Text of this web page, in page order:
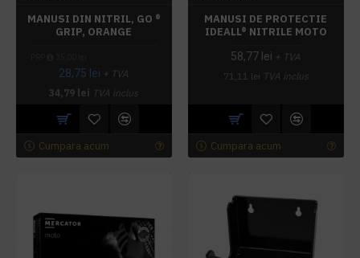
MANUSI DIN NITRIL, GO ®
GRIP, ORANGE
28,75 lei + TVA
34,79 lei TVA inclus
Cumpara acum
MANUSI DE PROTECTIE
IDEALL® NITRILE MOTO
58,77 lei + TVA
71,11 lei TVA inclus
Cumpara acum